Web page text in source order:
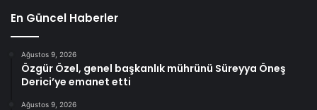
En Güncel Haberler
Ağustos 9, 2026
Özgür Özel, genel başkanlık mührünü Süreyya Öneş
Derici’ye emanet etti
Ağustos 9, 2026